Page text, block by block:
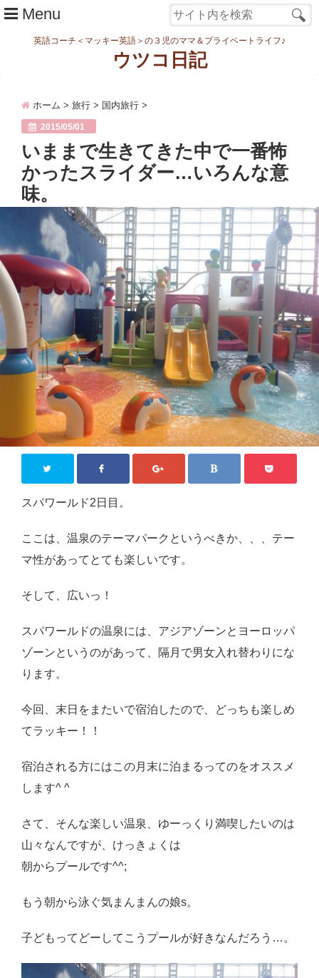
Menu
まなむすめ
家族ネタ
ワーク
スタディ
転勤・引越
妊娠・出産
ジモティー情報
沖縄
ロンドン
旅行
国内旅行
四国八十八か所めぐり
海外旅行
感想・レビュー
食品・スイーツ
コスメ・スキンケア
英語教えます♪
Close
英語コーチ＜マッキー英語＞の３児のママ＆プライベートライフ♪
ウツコ日記
ホーム > 旅行 > 国内旅行 >
2015/05/01
いままで生きてきた中で一番怖
かったスライダー…いろんな意
味。
スパワールド2日目。
ここは、温泉のテーマパークというべきか、、、テー
マ性があってとても楽しいです。
そして、広いっ！
スパワールドの温泉には、アジアゾーンとヨーロッパ
ゾーンというのがあって、隔月で男女入れ替わりにな
ります。
今回、末日をまたいで宿泊したので、どっちも楽しめ
てラッキー！！
宿泊される方にはこの月末に泊まるってのをオススメ
します^ ^
さて、そんな楽しい温泉、ゆーっくり満喫したいのは
山々なんですが、けっきょくは
朝からプールです^^;
もう朝から泳ぐ気まんまんの娘s。
子どもってどーしてこうプールが好きなんだろう…。